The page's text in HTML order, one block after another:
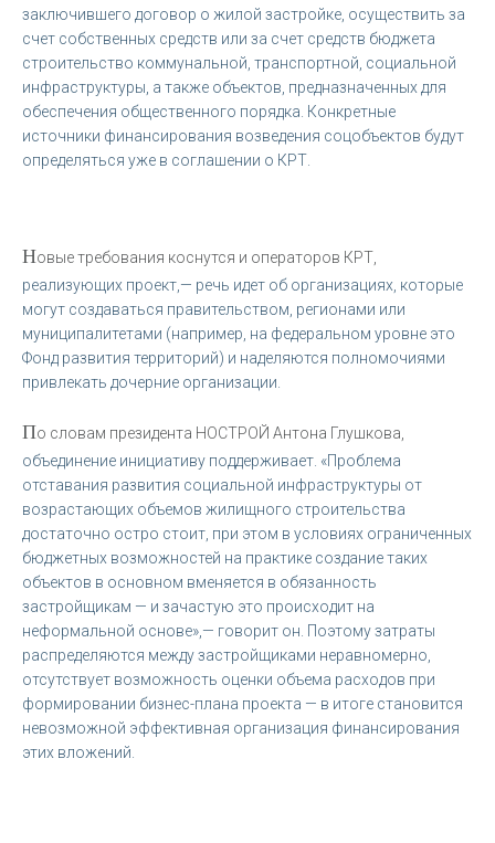
заключившего договор о жилой застройке, осуществить за
счет собственных средств или за счет средств бюджета
строительство коммунальной, транспортной, социальной
инфраструктуры, а также объектов, предназначенных для
обеспечения общественного порядка. Конкретные
источники финансирования возведения соцобъектов будут
определяться уже в соглашении о КРТ.
Новые требования коснутся и операторов КРТ,
реализующих проект,— речь идет об организациях, которые
могут создаваться правительством, регионами или
муниципалитетами (например, на федеральном уровне это
Фонд развития территорий) и наделяются полномочиями
привлекать дочерние организации.
По словам президента НОСТРОЙ Антона Глушкова,
объединение инициативу поддерживает. «Проблема
отставания развития социальной инфраструктуры от
возрастающих объемов жилищного строительства
достаточно остро стоит, при этом в условиях ограниченных
бюджетных возможностей на практике создание таких
объектов в основном вменяется в обязанность
застройщикам — и зачастую это происходит на
неформальной основе»,— говорит он. Поэтому затраты
распределяются между застройщиками неравномерно,
отсутствует возможность оценки объема расходов при
формировании бизнес-плана проекта — в итоге становится
невозможной эффективная организация финансирования
этих вложений.